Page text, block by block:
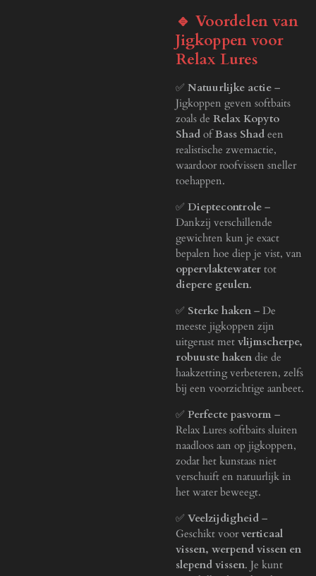
🔹 Voordelen van
Jigkoppen voor
Relax Lures
✅ Natuurlijke actie –
Jigkoppen geven softbaits
zoals de Relax Kopyto
Shad ofBass Shad een
realistische zwemactie,
waardoor roofvissen sneller
toehappen.
✅ Dieptecontrole –
Dankzij verschillende
gewichten kun je exact
bepalen hoe diep je vist, van
oppervlaktewater tot
diepere geulen.
✅ Sterke haken – De
meeste jigkoppen zijn
uitgerust met vlijmscherpe,
robuuste haken die de
haakzetting verbeteren, zelfs
bij een voorzichtige aanbeet.
✅ Perfecte pasvorm –
Relax Lures softbaits sluiten
naadloos aan op jigkoppen,
zodat het kunstaas niet
verschuift en natuurlijk in
het water beweegt.
✅ Veelzijdigheid –
Geschikt voorverticaal
vissen, werpend vissen en
slepend vissen. Je kunt